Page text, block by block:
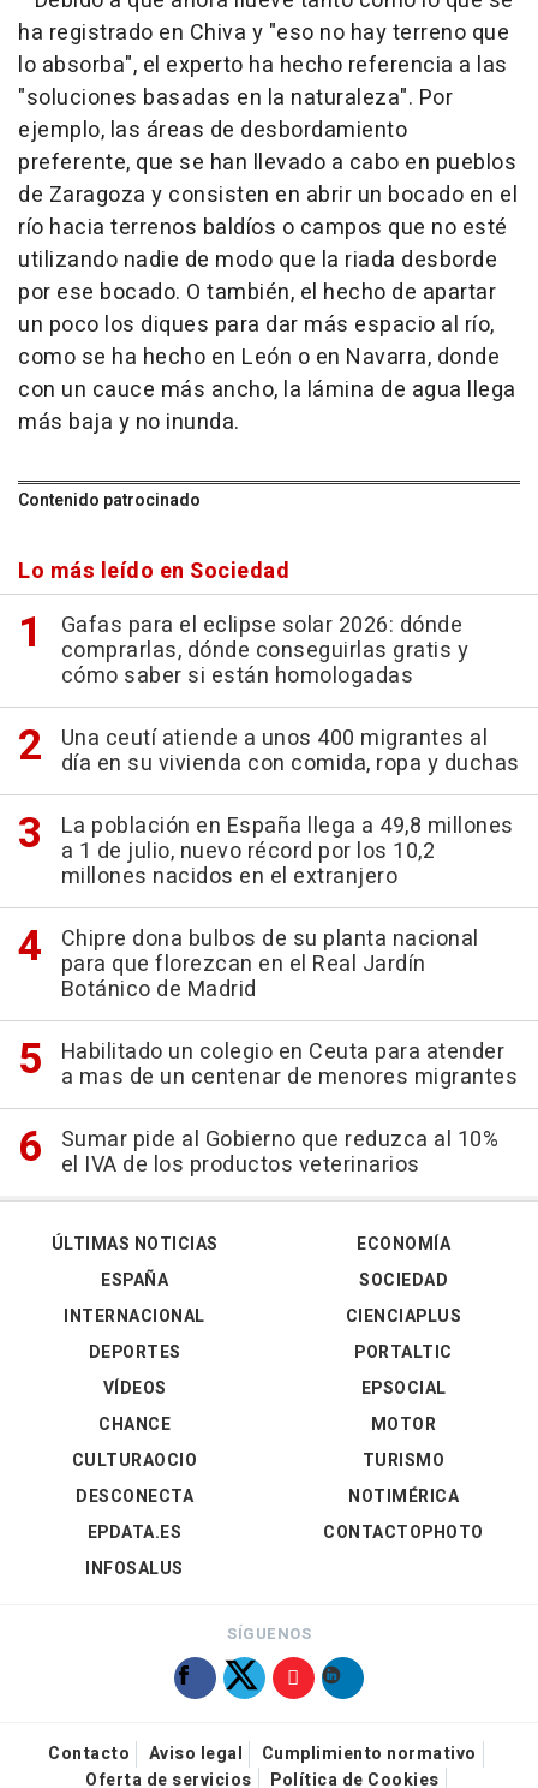
ha registrado en Chiva y "eso no hay terreno que
lo absorba", el experto ha hecho referencia a las
"soluciones basadas en la naturaleza". Por
ejemplo, las áreas de desbordamiento
preferente, que se han llevado a cabo en pueblos
de Zaragoza y consisten en abrir un bocado en el
río hacia terrenos baldíos o campos que no esté
utilizando nadie de modo que la riada desborde
por ese bocado. O también, el hecho de apartar
un poco los diques para dar más espacio al río,
como se ha hecho en León o en Navarra, donde
con un cauce más ancho, la lámina de agua llega
más baja y no inunda.
Contenido patrocinado
Lo más leído en Sociedad
Gafas para el eclipse solar 2026: dónde
comprarlas, dónde conseguirlas gratis y
cómo saber si están homologadas
Una ceutí atiende a unos 400 migrantes al
día en su vivienda con comida, ropa y duchas
La población en España llega a 49,8 millones
a 1 de julio, nuevo récord por los 10,2
millones nacidos en el extranjero
Chipre dona bulbos de su planta nacional
para que florezcan en el Real Jardín
Botánico de Madrid
Habilitado un colegio en Ceuta para atender
a mas de un centenar de menores migrantes
Sumar pide al Gobierno que reduzca al 10%
el IVA de los productos veterinarios
ÚLTIMAS NOTICIAS
ESPAÑA
INTERNACIONAL
DEPORTES
VÍDEOS
ECONOMÍA
SOCIEDAD
CIENCIAPLUS
PORTALTIC
EPSOCIAL
CHANCE
CULTURAOCIO
DESCONECTA
EPDATA.ES
INFOSALUS
MOTOR
TURISMO
NOTIMÉRICA
CONTACTOPHOTO
SÍGUENOS
Contacto Aviso legal
Cumplimiento normativo
Oferta de servicios
Política de Cookies